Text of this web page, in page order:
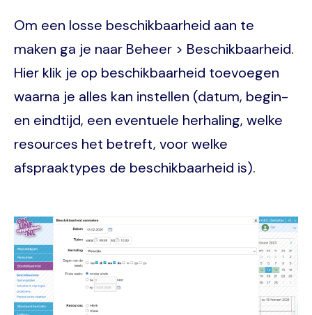
Om een losse beschikbaarheid aan te
maken ga je naar Beheer > Beschikbaarheid.
Hier klik je op beschikbaarheid toevoegen
waarna je alles kan instellen (datum, begin-
en eindtijd, een eventuele herhaling, welke
resources het betreft, voor welke
afspraaktypes de beschikbaarheid is).
Image